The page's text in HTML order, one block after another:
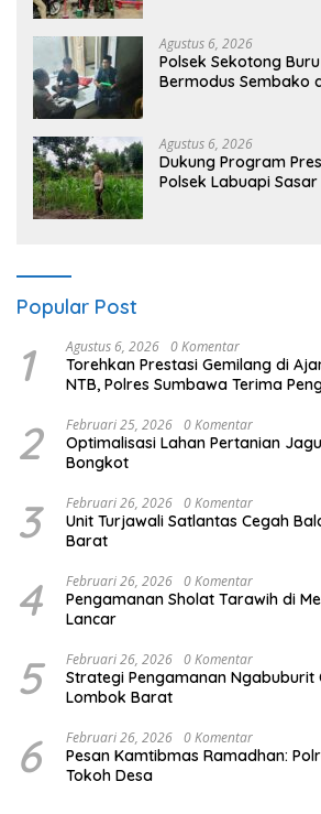
Agustus 6, 2026
Polsek Sekotong
Bermodus Sembako
Agustus 6, 2026
Dukung Program
Polsek Labuapi
Popular Post
1 Agustus 6, 2026 0 Komentar
Torehkan Prestasi Gemilang di
NTB, Polres Sumbawa Terima
2 Februari 25, 2026 0 Komentar
Optimalisasi Lahan Pertanian
Bongkot
3 Februari 26, 2026 0 Komentar
Unit Turjawali Satlantas Cegah
Barat
4 Februari 26, 2026 0 Komentar
Pengamanan Sholat Tarawih di
Lancar
5 Februari 26, 2026 0 Komentar
Strategi Pengamanan Ngabuburit
Lombok Barat
6 Februari 26, 2026 0 Komentar
Pesan Kamtibmas Ramadhan:
Tokoh Desa